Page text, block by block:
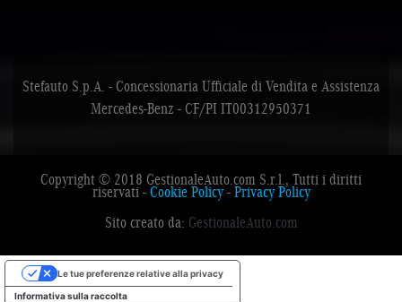
Stefauto S.p.A. - Concessionaria Ufficiale di Vendita e Assistenza
Mercedes-Benz - CF/PI IT00312950371
Copyright © 2018 GestionaleAuto.com S.r.l., Tutti i diritti
riservati -Cookie Policy-Privacy Policy
Sito creato da: GestionaleAuto.com
Informativa sulla raccolta
Le tue preferenze relative alla privacy